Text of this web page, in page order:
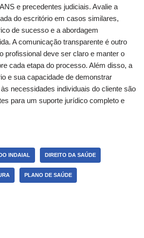
e precedentes judiciais. Avalie a
do escritório em casos similares,
de sucesso e a abordagem
A comunicação transparente é outro
profissional deve ser claro e manter o
cada etapa do processo. Além disso, a
e sua capacidade de demonstrar
necessidades individuais do cliente são
para um suporte jurídico completo e
INDAIAL DIREITO DA SAÚDE
PLANO DE SAÚDE